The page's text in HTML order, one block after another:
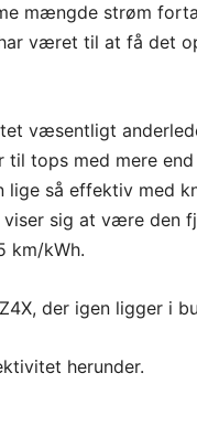
mængde strøm
været til at få det
væsentligt
til tops med mere
så effektiv med
sig at være den
km/kWh.
der igen ligger i
herunder.